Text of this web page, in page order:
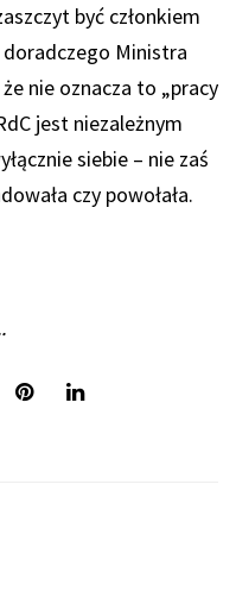
być członkiem
doradczego Ministra
nie oznacza to „pracy
jest niezależnym
siebie – nie zaś
czy powołała.